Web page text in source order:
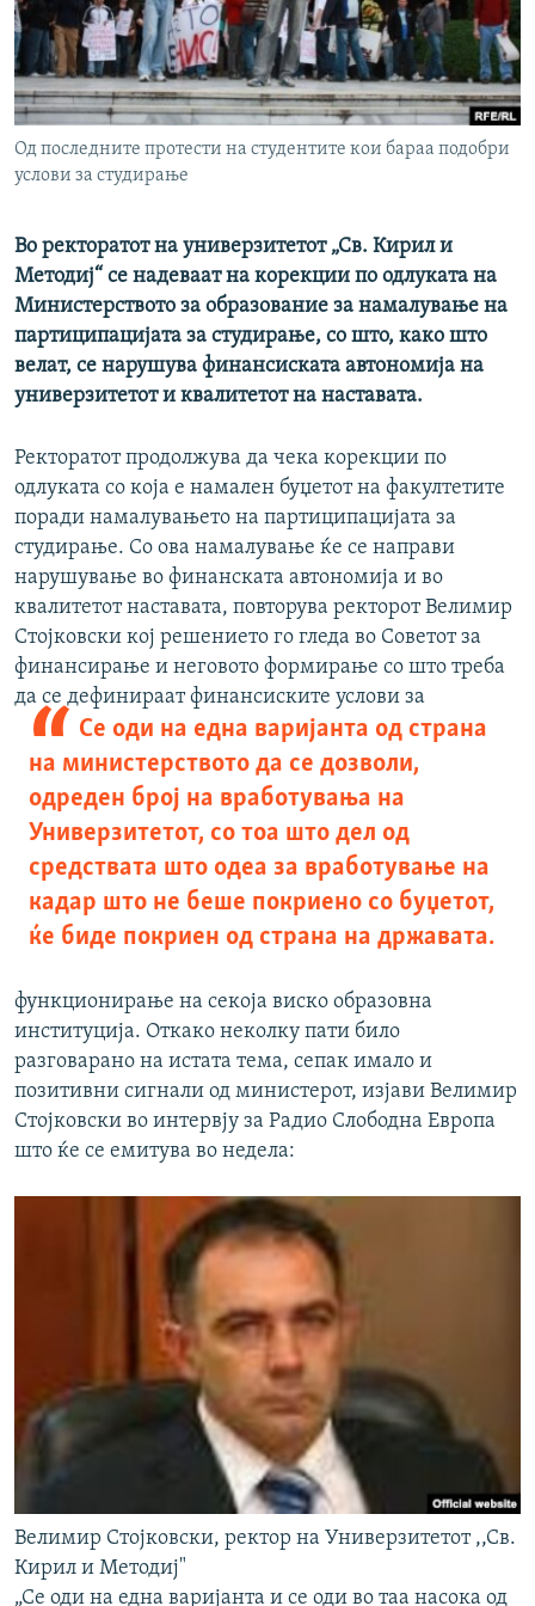
РСЕ веб страници
Од последните протести на студентите кои бараа подобри
услови за студирање
Во ректоратот на универзитетот „Св. Кирил и
Методиј“ се надеваат на корекции по одлуката на
Министерството за образование за намалување на
партиципацијата за студирање, со што, како што
велат, се нарушува финансиската автономија на
универзитетот и квалитетот на наставата.
Ректоратот продолжува да чека корекции по
одлуката со која е намален буџетот на факултетите
поради намалувањето на партиципацијата за
студирање. Со ова намалување ќе се направи
нарушување во финанската автономија и во
квалитетот наставата, повторува ректорот Велимир
Стојковски кој решението го гледа во Советот за
финансирање и неговото формирање со што треба
да се
Се оди на една варијанта од страна
на министерството да се дозволи,
одреден број на вработувања на
Универзитетот, со тоа што дел од
средствата што одеа за вработување на
кадар што не беше покриено со буџетот,
ќе биде покриен од страна на државата.
дефинираат финансиските услови за
функционирање на секоја виско образовна
институција. Откако неколку пати било
разговарано на истата тема, сепак имало и
позитивни сигнали од министерот, изјави Велимир
Стојковски во интервју за Радио Слободна Европа
што ќе се емитува во недела:
Велимир Стојковски, ректор на Универзитетот ,,Св.
Кирил и Методиј"
„Се оди на една варијанта и се оди во таа насока од